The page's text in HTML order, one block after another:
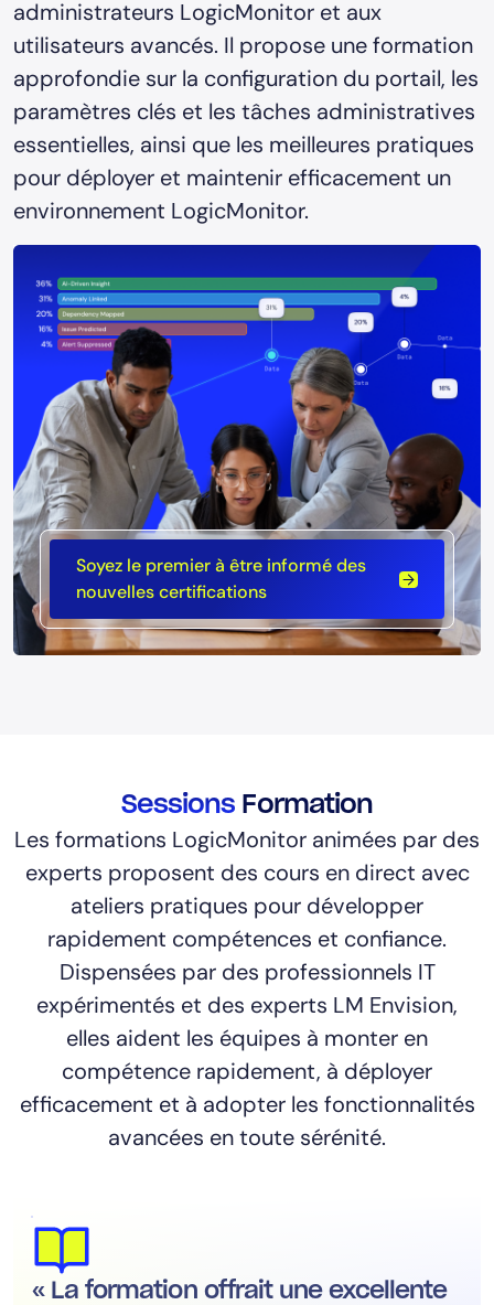
administrateurs LogicMonitor et aux
utilisateurs avancés. Il propose une formation
approfondie sur la configuration du portail, les
paramètres clés et les tâches administratives
essentielles, ainsi que les meilleures pratiques
pour déployer et maintenir efficacement un
environnement LogicMonitor.
Soyez le premier à être informé des
nouvelles certifications
Sessions Formation
Les formations LogicMonitor animées par des
experts proposent des cours en direct avec
ateliers pratiques pour développer
rapidement compétences et confiance.
Dispensées par des professionnels IT
expérimentés et des experts LM Envision,
elles aident les équipes à monter en
compétence rapidement, à déployer
efficacement et à adopter les fonctionnalités
avancées en toute sérénité.
« La formation offrait une excellente